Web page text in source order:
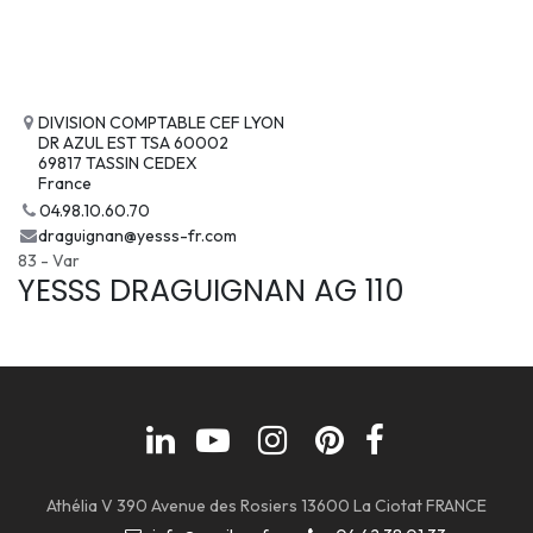
DIVISION COMPTABLE CEF LYON
DR AZUL EST TSA 60002
69817 TASSIN CEDEX
France
04.98.10.60.70
draguignan@yesss-fr.com
83 - Var
YESSS DRAGUIGNAN AG 110
Athélia V 390 Avenue des Rosiers 13600 La Ciotat FRANCE